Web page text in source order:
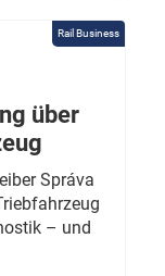
Rail Business
über
Správa
– und